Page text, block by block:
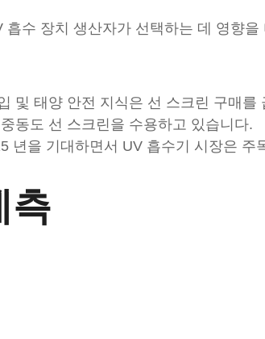
수 장치 생산자가 선택하는 데 영향을
및 태양 안전 지식은 선 스크린 구매를
동도 선 스크린을 수용하고 있습니다.
년을 기대하면서 UV 흡수기 시장은 주
측